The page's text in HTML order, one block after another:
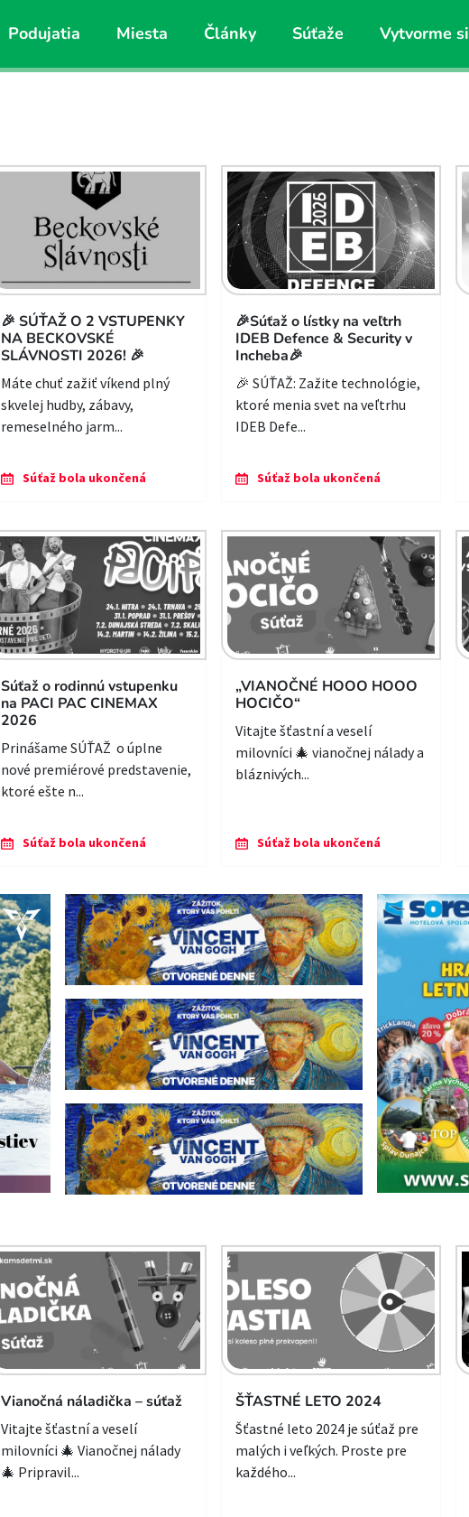
Podujatia Miesta Články Súťaže Vytvorme si
🎉 SÚŤAŽ O 2 VSTUPENKY
NA BECKOVSKÉ
SLÁVNOSTI 2026! 🎉
Máte chuť zažiť víkend plný
skvelej hudby, zábavy,
remeselného jarm...
Súťaž bola ukončená
🎉Súťaž o lístky na veľtrh
IDEB Defence & Security v
Incheba🎉
🎉 SÚŤAŽ: Zažite technológie,
ktoré menia svet na veľtrhu
IDEB Defe...
Súťaž bola ukončená
Súťaž o rodinnú vstupenku
na PACI PAC CINEMAX
2026
Prinášame SÚŤAŽ o úplne
nové premiérové predstavenie,
ktoré ešte n...
Súťaž bola ukončená
„VIANOČNÉ HOOO HOOO
HOCIČO“
Vitajte šťastní a veselí
milovníci 🎄 vianočnej nálady a
bláznivých...
Súťaž bola ukončená
Vianočná náladička – súťaž
Vitajte šťastní a veselí
milovníci 🎄 Vianočnej nálady
🎄 Pripravil...
ŠŤASTNÉ LETO 2024
Šťastné leto 2024 je súťaž pre
malých i veľkých. Proste pre
každého...